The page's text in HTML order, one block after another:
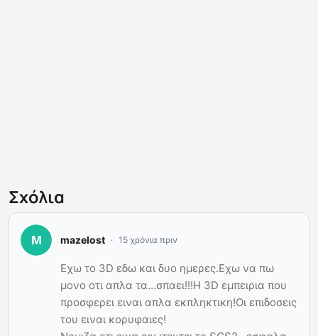
Σχόλια
mazelost 15 χρόνια πριν
Εχω το 3D εδω και δυο ημερες.Εχω να πω
μονο οτι απλα τα…σπαει!!!Η 3D εμπειρια που
προσφερει ειναι απλα εκπληκτικη!Οι επιδοσεις
του ειναι κορυφαιες!